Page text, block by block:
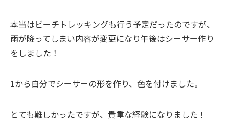
本当はビーチトレッキングも行う予定だったのですが、
雨が降ってしまい内容が変更になり午後はシーサー作り
をしました！
1から自分でシーサーの形を作り、色を付けました。
とても難しかったですが、貴重な経験になりました！